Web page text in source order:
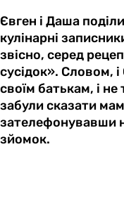
Євген і Даша
кулінарні
звісно, серед
сусідок». Словом,
своїм батькам, і
забули сказати
зателефонувавши
зйомок.